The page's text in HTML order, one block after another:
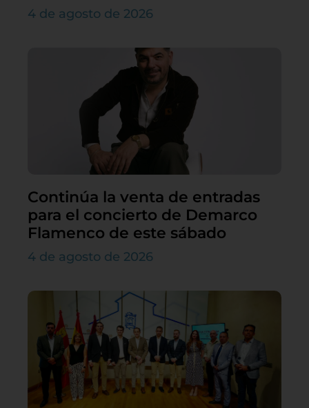
4 de agosto de 2026
Continúa la venta de entradas
para el concierto de Demarco
Flamenco de este sábado
4 de agosto de 2026